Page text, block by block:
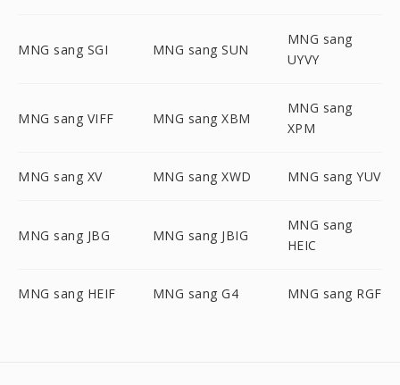
MNG sang SGI MNG sang SUN
MNG sang
UYVY
MNG sang VIFF MNG sang XBM
MNG sang
XPM
MNG sang XV MNG sang XWD MNG sang YUV
MNG sang JBG MNG sang JBIG
MNG sang
HEIC
MNG sang HEIF MNG sang G4 MNG sang RGF